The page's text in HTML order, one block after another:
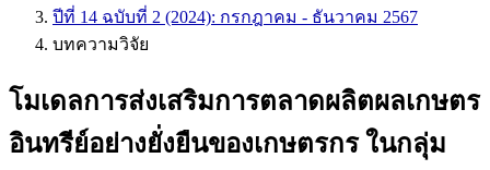
ปีที่ 14 ฉบับที่ 2 (2024): กรกฎาคม - ธันวาคม 2567
บทความวิจัย
โมเดลการส่งเสริมการตลาดผลิตผลเกษตร
อินทรีย์อย่างยั่งยืนของเกษตรกร ในกลุ่ม